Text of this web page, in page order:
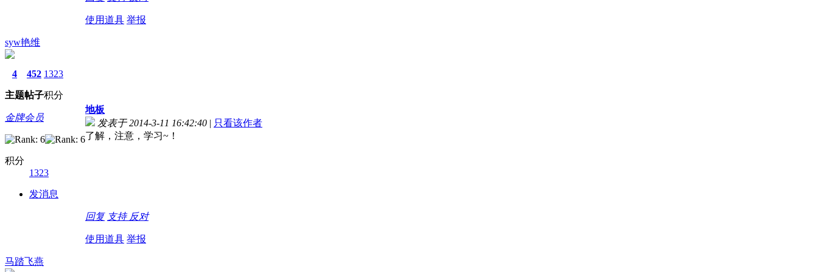
使用道具 举报
syw艳维
4
主题
452
帖子
1323
积分
金牌会员
积分
1323
发消息
地板
发表于 2014-3-11 16:42:40 | 只看该作者
了解，注意，学习~！
回复 支持 反对
使用道具 举报
马踏飞燕